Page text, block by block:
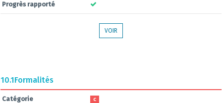
Progrès rapporté
VOIR
10.1Formalités
Catégorie C